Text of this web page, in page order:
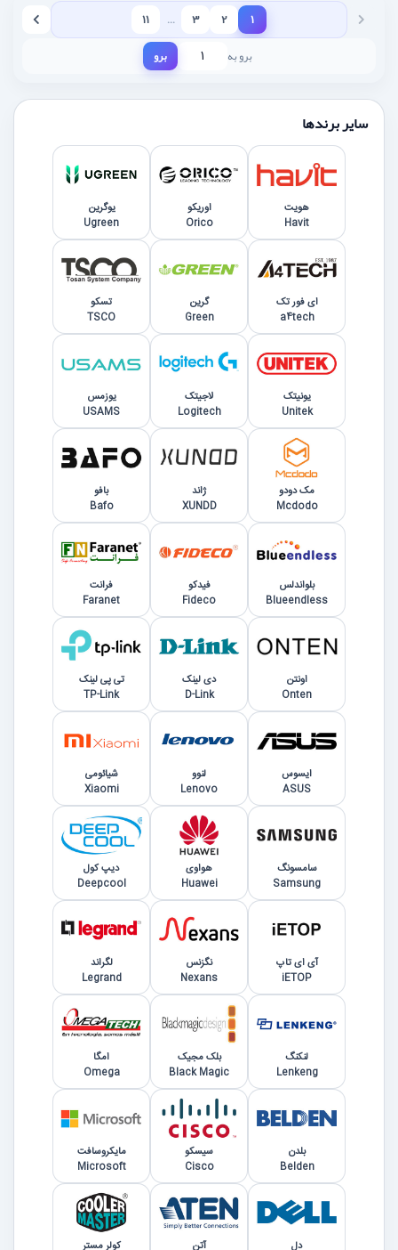
1
2
3
…
11
برو به برو
سایر برندها
هویت
Havit
اوریکو
Orico
یوگرین
Ugreen
ای فور تک
a4tech
گرین
Green
تسکو
TSCO
یونیتک
Unitek
لاجیتک
Logitech
یوزمس
USAMS
مک دودو
Mcdodo
ژاند
XUNDD
بافو
Bafo
بلواندلس
Blueendless
فیدکو
Fideco
فرانت
Faranet
اونتن
Onten
دی لینک
D-Link
تی پی لینک
TP-Link
ایسوس
ASUS
لنوو
Lenovo
شیائومی
Xiaomi
سامسونگ
Samsung
هواوی
Huawei
دیپ کول
Deepcool
آی ای تاپ
iETOP
نگزنس
Nexans
لگراند
Legrand
لنکنگ
Lenkeng
بلک مجیک
Black Magic
امگا
Omega
بلدن
Belden
سیسکو
Cisco
مایکروسافت
Microsoft
دل آتن کولر مستر